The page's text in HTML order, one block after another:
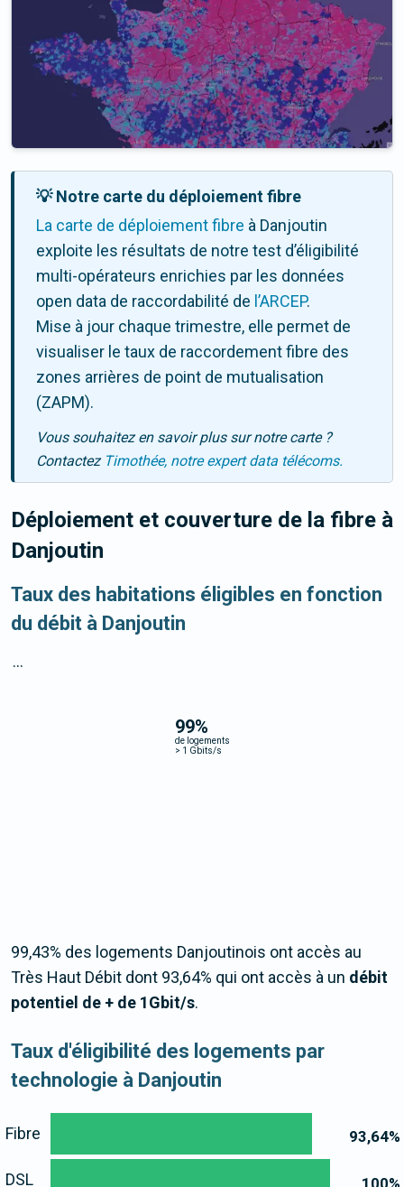
💡 Notre carte du déploiement fibre
La carte de déploiement fibre à Danjoutin
exploite les résultats de notre test d’éligibilité
multi-opérateurs enrichies par les données
open data de raccordabilité de l’ARCEP.
Mise à jour chaque trimestre, elle permet de
visualiser le taux de raccordement fibre des
zones arrières de point de mutualisation
(ZAPM).
Vous souhaitez en savoir plus sur notre carte ?
Contactez Timothée, notre expert data télécoms.
Déploiement et couverture de la fibre à
Danjoutin
Taux des habitations éligibles en fonction
du débit à Danjoutin
99%
de logements
> 1 Gbits/s
...
99,43% des logements Danjoutinois ont accès au
Très Haut Débit dont 93,64% qui ont accès à un débit
potentiel de + de 1Gbit/s.
Taux d'éligibilité des logements par
technologie à Danjoutin
93,64%
Fibre
DSL